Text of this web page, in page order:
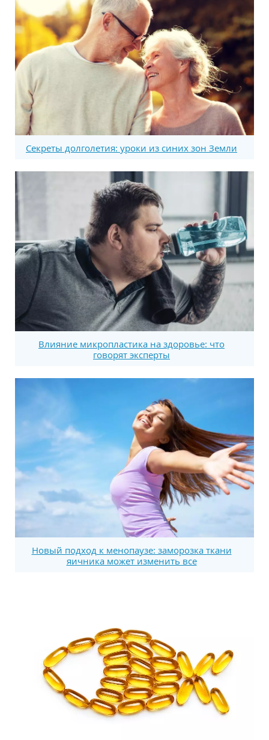
Секреты долголетия: уроки из синих зон Земли
Влияние микропластика на здоровье: что
говорят эксперты
Новый подход к менопаузе: заморозка ткани
яичника может изменить все